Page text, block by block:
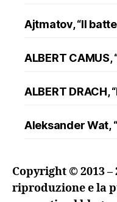
Ajtmatov, “Il
ALBERT CAMUS,
ALBERT DRACH,
Aleksander Wat,
ranuncolo”,
Copyright © 2013 –
riproduzione e la